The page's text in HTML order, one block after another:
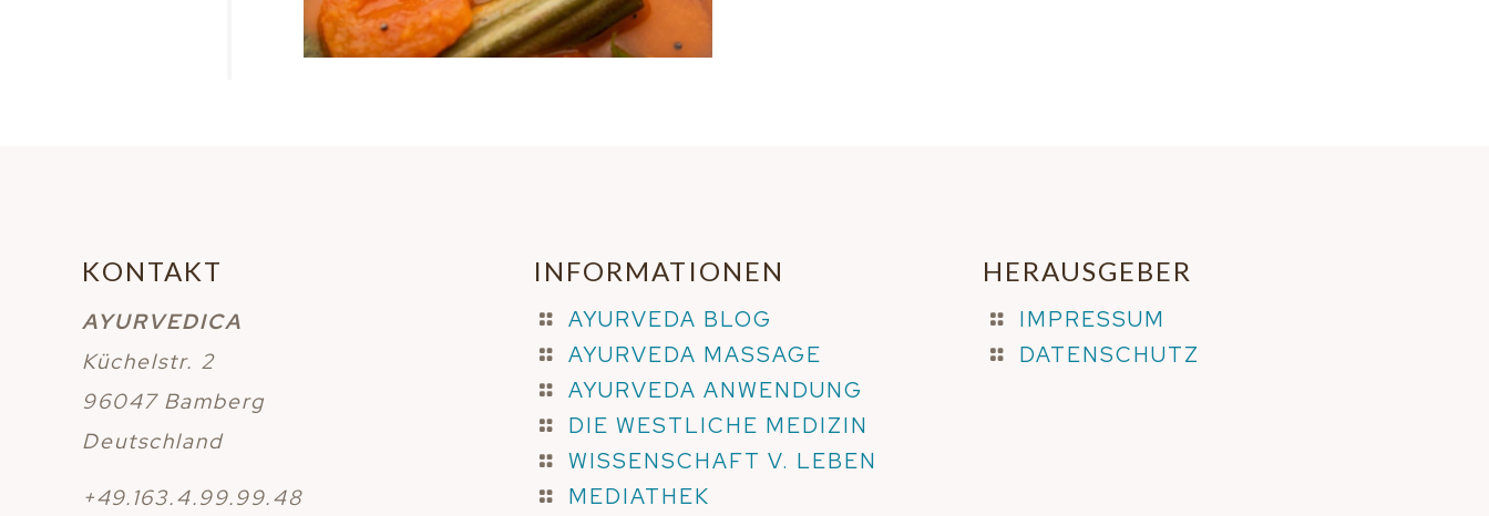
KONTAKT
AYURVEDICA
Küchelstr. 2
96047 Bamberg
Deutschland
+49.163.4.99.99.48
INFORMATIONEN
AYURVEDA BLOG
AYURVEDA MASSAGE
AYURVEDA ANWENDUNG
DIE WESTLICHE MEDIZIN
WISSENSCHAFT V. LEBEN
MEDIATHEK
HERAUSGEBER
IMPRESSUM
DATENSCHUTZ